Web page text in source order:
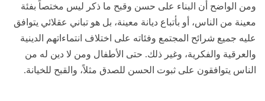
ومن الواضح أن البناء على حسن وقبح ما ذكر ليس مختصاً بفئة
معينة من الناس، أو بأتباع ديانة معينة، بل هو تباني عقلائي يتوافق
عليه جميع شرائح المجتمع وفئاته على اختلاف انتماءاتهم الدينية
والعرقية والفكرية، وغير ذلك. حتى الأطفال ومن لا دين له من
الناس يتوافقون على ثبوت الحسن للصدق مثلاً، والقبح للخيانة.